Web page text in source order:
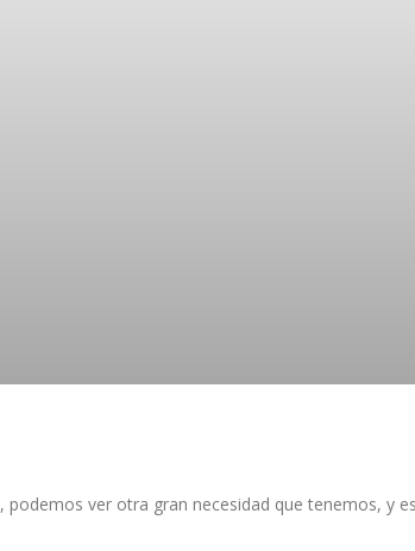
, podemos ver otra gran necesidad que tenemos, y